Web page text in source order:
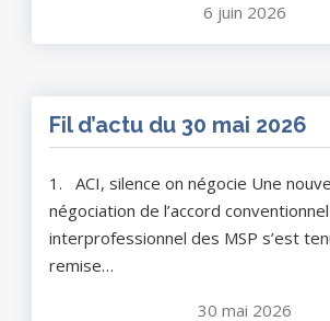
6 juin 2026
Fil d’actu du 30 mai 2026
1. ACI, silence on négocie Une
négociation de l’accord conventionnel
interprofessionnel des MSP s’est
remise…
30 mai 2026